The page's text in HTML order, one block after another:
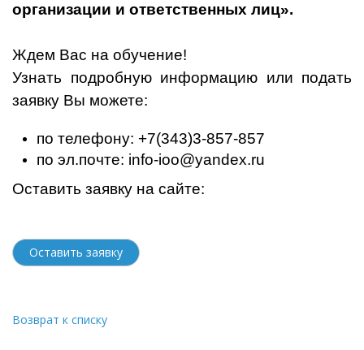
организации и ответственных лиц».
Ждем Вас на обучение!
Узнать подробную информацию или подать
заявку Вы можете:
по телефону: +7(343)3-857-857
по эл.почте: info-ioo@yandex.ru
Оставить заявку на сайте:
Оставить заявку
Возврат к списку